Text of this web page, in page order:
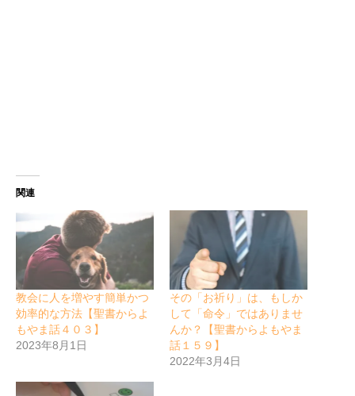
関連
教会に人を増やす簡単かつ
効率的な方法【聖書からよ
もやま話４０３】
2023年8月1日
その「お祈り」は、もしか
して「命令」ではありませ
んか？【聖書からよもやま
話１５９】
2022年3月4日